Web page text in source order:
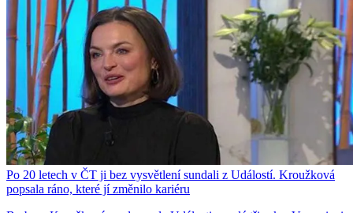
Po 20 letech v ČT ji bez vysvětlení sundali z Událostí. Kroužková
popsala ráno, které jí změnilo kariéru